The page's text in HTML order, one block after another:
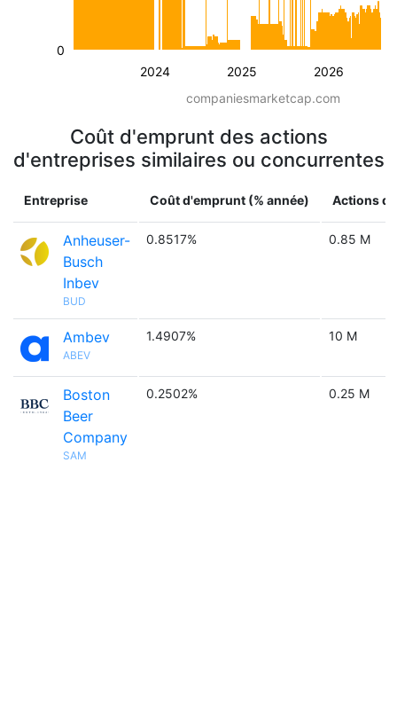
2024 2025 2026
0
companiesmarketcap.com
Coût d'emprunt des actions
d'entreprises similaires ou concurrentes
Entreprise Coût d'emprunt (% année) Actions
Anheuser-
Busch
Inbev
BUD
0.8517% 0.85 M
Ambev
ABEV
1.4907% 10 M
Boston
Beer
Company
SAM
0.2502% 0.25 M